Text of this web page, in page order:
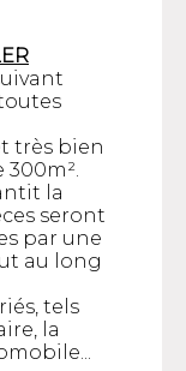
très bien
la
seront
par une
au long
tels
la